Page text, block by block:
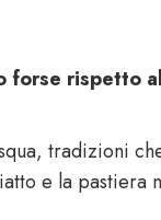
forse rispetto
tradizioni
e la pastiera